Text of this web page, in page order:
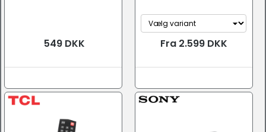
549 DKK Fra 2.599 DKK